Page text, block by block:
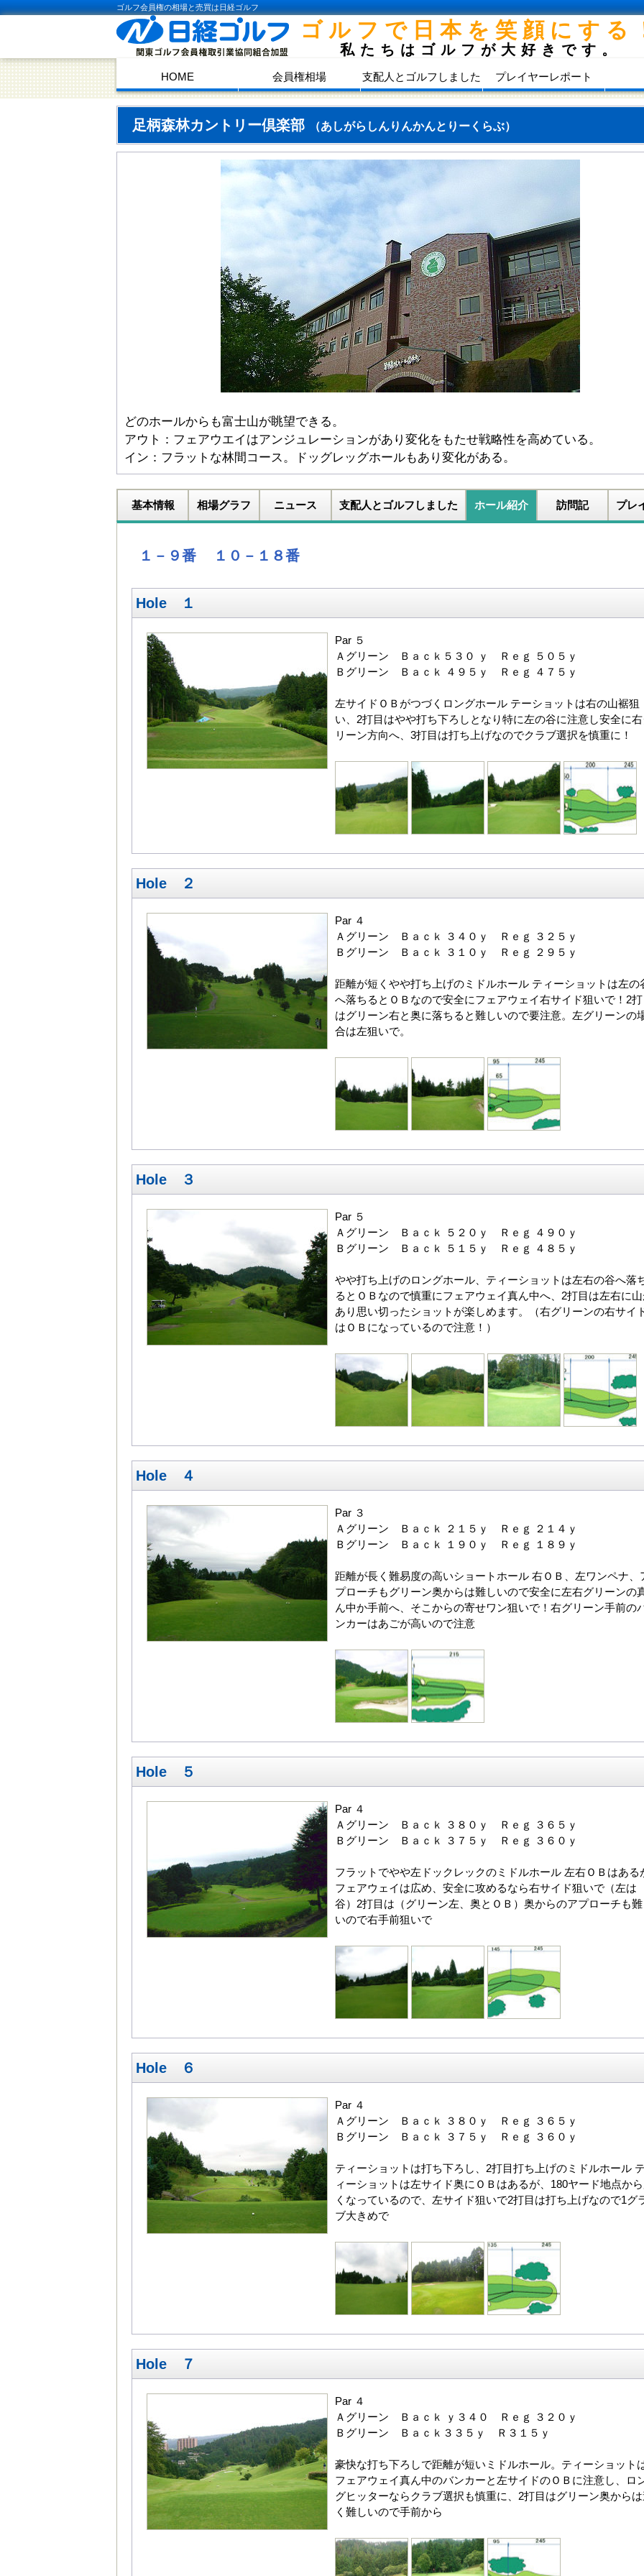
ゴルフ会員権の相場と売買は日経ゴルフ
ゴルフで日本を笑顔にする
私たちはゴルフが大好きです。
HOME 会員権相場 支配人とゴルフしました プレイヤーレポート
足柄森林カントリー倶楽部 （あしがらしんりんかんとりーくらぶ）
どのホールからも富士山が眺望できる。
アウト：フェアウエイはアンジュレーションがあり変化をもたせ戦略性を高めている。
イン：フラットな林間コース。ドッグレッグホールもあり変化がある。
基本情報 相場グラフ ニュース 支配人とゴルフしました ホール紹介 訪問記 プレ
１－９番 １０－１８番
Hole １
Par ５
Ａグリーン Ｂａｃｋ５３０ ｙ Ｒｅｇ ５０５ｙ
Ｂグリーン Ｂａｃｋ ４９５ｙ Ｒｅｇ ４７５ｙ
左サイドＯＢがつづくロングホール テーショットは右の山裾狙
い、2打目はやや打ち下ろしとなり特に左の谷に注意し安全に
リーン方向へ、3打目は打ち上げなのでクラブ選択を慎重に！
Hole ２
Par ４
Ａグリーン Ｂａｃｋ ３４０ｙ Ｒｅｇ ３２５ｙ
Ｂグリーン Ｂａｃｋ ３１０ｙ Ｒｅｇ ２９５ｙ
距離が短くやや打ち上げのミドルホール ティーショットは左の
へ落ちるとＯＢなので安全にフェアウェイ右サイド狙いで！2
はグリーン右と奥に落ちると難しいので要注意。左グリーンの
合は左狙いで。
Hole ３
Par ５
Ａグリーン Ｂａｃｋ ５２０ｙ Ｒｅｇ ４９０ｙ
Ｂグリーン Ｂａｃｋ ５１５ｙ Ｒｅｇ ４８５ｙ
やや打ち上げのロングホール、ティーショットは左右の谷へ落
るとＯＢなので慎重にフェアウェイ真ん中へ、2打目は左右に
あり思い切ったショットが楽しめます。（右グリーンの右サイ
はＯＢになっているので注意！）
Hole ４
Par ３
Ａグリーン Ｂａｃｋ ２１５ｙ Ｒｅｇ ２１４ｙ
Ｂグリーン Ｂａｃｋ １９０ｙ Ｒｅｇ １８９ｙ
距離が長く難易度の高いショートホール 右ＯＢ、左ワンペナ、
プローチもグリーン奥からは難しいので安全に左右グリーンの
ん中か手前へ、そこからの寄せワン狙いで！右グリーン手前の
ンカーはあごが高いので注意
Hole ５
Par ４
Ａグリーン Ｂａｃｋ ３８０ｙ Ｒｅｇ ３６５ｙ
Ｂグリーン Ｂａｃｋ ３７５ｙ Ｒｅｇ ３６０ｙ
フラットでやや左ドックレックのミドルホール 左右ＯＢはある
フェアウェイは広め、安全に攻めるなら右サイド狙いで（左は
谷）2打目は（グリーン左、奥とＯＢ）奥からのアプローチも
いので右手前狙いで
Hole ６
Par ４
Ａグリーン Ｂａｃｋ ３８０ｙ Ｒｅｇ ３６５ｙ
Ｂグリーン Ｂａｃｋ ３７５ｙ Ｒｅｇ ３６０ｙ
ティーショットは打ち下ろし、2打目打ち上げのミドルホール
ィーショットは左サイド奥にＯＢはあるが、180ヤード地点か
くなっているので、左サイド狙いで2打目は打ち上げなので1グ
ブ大きめで
Hole ７
Par ４
Ａグリーン Ｂａｃｋ ｙ３４０ Ｒｅｇ ３２０ｙ
Ｂグリーン Ｂａｃｋ３３５ｙ Ｒ３１５ｙ
豪快な打ち下ろしで距離が短いミドルホール。ティーショット
フェアウェイ真ん中のバンカーと左サイドのＯＢに注意し、ロ
グヒッターならクラブ選択も慎重に、2打目はグリーン奥から
く難しいので手前から